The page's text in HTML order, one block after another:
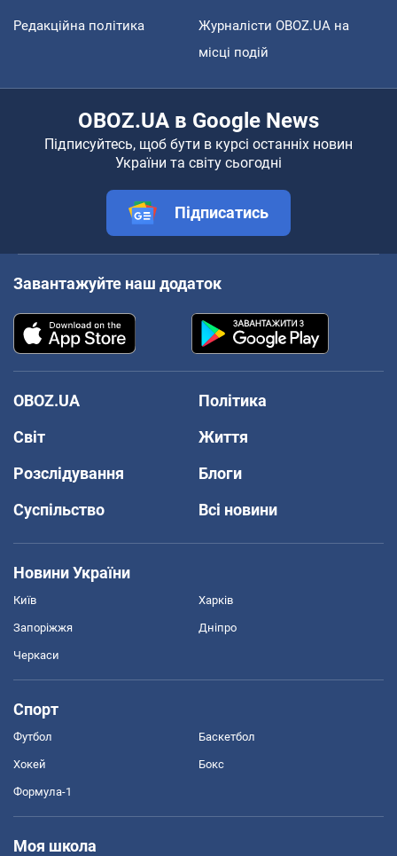
Редакційна політика
Журналісти OBOZ.UA на
місці подій
OBOZ.UA в Google News
Підписуйтесь, щоб бути в курсі останніх новин
України та світу сьогодні
Підписатись
Завантажуйте наш додаток
OBOZ.UA
Політика
Світ
Життя
Розслідування
Блоги
Суспільство
Всі новини
Новини України
Київ Харків
Запоріжжя Дніпро
Черкаси
Спорт
Футбол Баскетбол
Хокей Бокс
Формула-1
Моя школа